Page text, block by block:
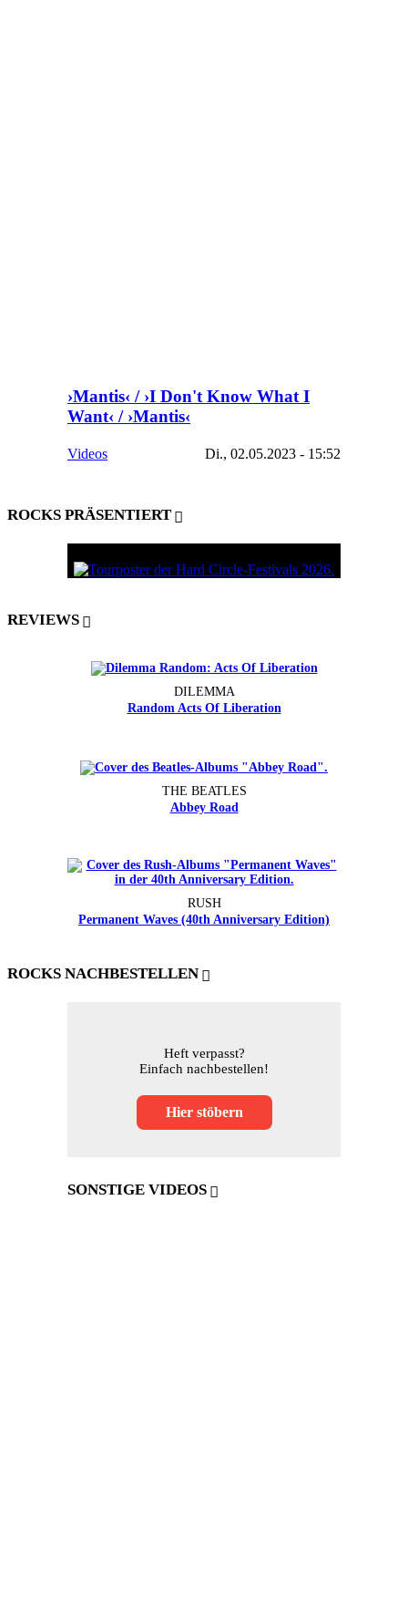
›Mantis‹ / ›I Don't Know What I
Want‹ / ›Mantis‹
Videos Di., 02.05.2023 - 15:52
ROCKS PRÄSENTIERT
REVIEWS
DILEMMA
Random Acts Of Liberation
THE BEATLES
Abbey Road
RUSH
Permanent Waves (40th Anniversary Edition)
ROCKS NACHBESTELLEN
Heft verpasst?
Einfach nachbestellen!
Hier stöbern
SONSTIGE VIDEOS